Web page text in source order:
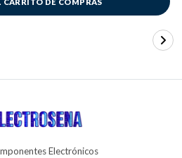
Electrónicos